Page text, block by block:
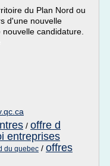
du Plan Nord ou
d'une nouvelle
candidature.
/ offre d
entreprises
du quebec / offres